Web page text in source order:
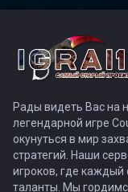
Рады видеть Вас на
легендарной игре
окунуться в мир
стратегий. Наши
игроков, где
таланты. Мы